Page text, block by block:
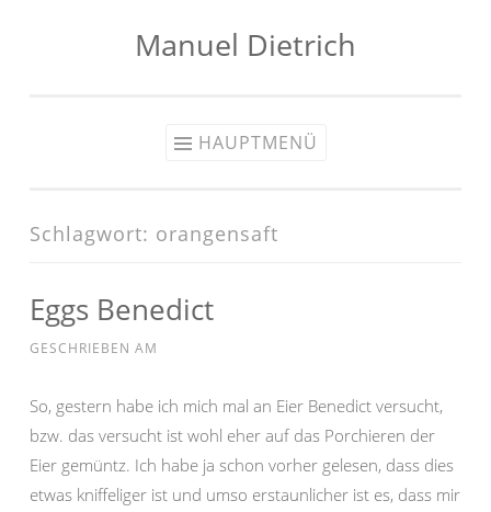
Manuel Dietrich
HAUPTMENÜ
Schlagwort: orangensaft
Eggs Benedict
GESCHRIEBEN AM
So, gestern habe ich mich mal an Eier Benedict versucht,
bzw. das versucht ist wohl eher auf das Porchieren der
Eier gemüntz. Ich habe ja schon vorher gelesen, dass dies
etwas kniffeliger ist und umso erstaunlicher ist es, dass mir